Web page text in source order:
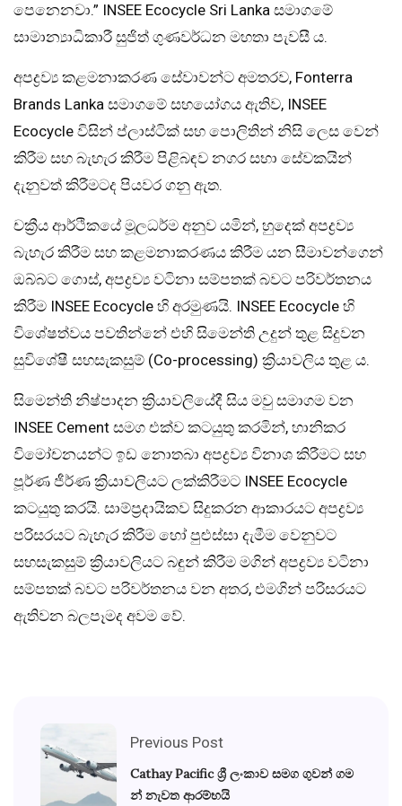
පෙනෙනවා.” INSEE Ecocycle Sri Lanka සමාගමේ
සාමාන්‍යාධිකාරී සුජිත් ගුණවර්ධන මහතා පැවසී ය.
අපද්‍රව්‍ය කළමනාකරණ සේවාවන්ට අමතරව, Fonterra
Brands Lanka සමාගමේ සහයෝගය ඇතිව, INSEE
Ecocycle විසින් ප්ලාස්ටික් සහ පොලිතින් නිසි ලෙස වෙන්
කිරීම සහ බැහැර කිරීම පිළිබඳව නගර සභා සේවකයින්
දැනුවත් කිරීමටද පියවර ගනු ඇත.
චක්‍රීය ආර්ථිකයේ මූලධර්ම අනුව යමින්, හුදෙක් අපද්‍රව්‍ය
බැහැර කිරීම සහ කළමනාකරණය කිරීම යන සීමාවන්ගෙන්
ඔබ්බට ගොස්, අපද්‍රව්‍ය වටිනා සම්පතක් බවට පරිවර්තනය
කිරීම INSEE Ecocycle හි අරමුණයි. INSEE Ecocycle හි
විශේෂත්වය පවතින්නේ එහි සිමෙන්ති උදුන් තුළ සිදුවන
සුවිශේෂී සහසැකසුම් (Co-processing) ක්‍රියාවලිය තුළ ය.
සිමෙන්ති නිෂ්පාදන ක්‍රියාවලියේදී සිය මවු සමාගම වන
INSEE Cement සමග එක්ව කටයුතු කරමින්, හානිකර
විමෝචනයන්ට ඉඩ නොතබා අපද්‍රව්‍ය විනාශ කිරීමට සහ
පූර්ණ ජීර්ණ ක්‍රියාවලියට ලක්කිරීමට INSEE Ecocycle
කටයුතු කරයි. සාම්ප්‍රදායිකව සිදුකරන ආකාරයට අපද්‍රව්‍ය
පරිසරයට බැහැර කිරීම හෝ පුළුස්සා දැමීම වෙනුවට
සහසැකසුම් ක්‍රියාවලියට බඳුන් කිරීම මගින් අපද්‍රව්‍ය වටිනා
සම්පතක් බවට පරිවර්තනය වන අතර, එමගින් පරිසරයට
ඇතිවන බලපෑමද අවම වේ.
Previous Post
Cathay Pacific ශ්‍රී ලංකාව සමග ගුවන් ගම
න් නැවත ආරම්භයි